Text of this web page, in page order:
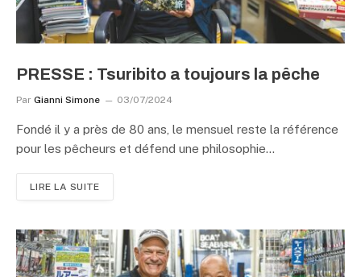
PRESSE : Tsuribito a toujours la pêche
Par Gianni Simone 03/07/2024
Fondé il y a près de 80 ans, le mensuel reste la référence
pour les pêcheurs et défend une philosophie…
LIRE LA SUITE